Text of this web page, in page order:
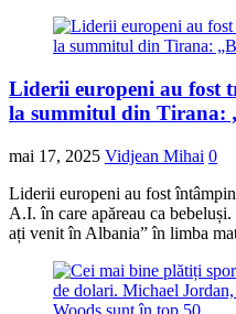
Liderii europeni au fost
la summitul din Tirana:
mai 17, 2025 Vidjean Mihai 0
Liderii europeni au fost
A.I. în care apăreau ca
ați venit în Albania” în limba